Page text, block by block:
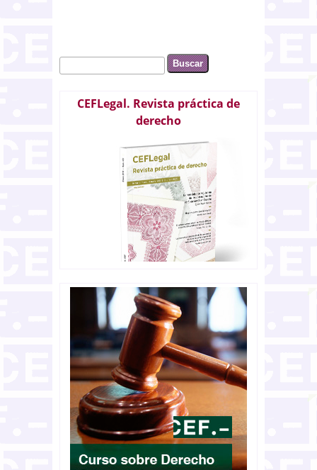
Formulario de búsqueda
Buscar
CEFLegal. Revista práctica de
derecho